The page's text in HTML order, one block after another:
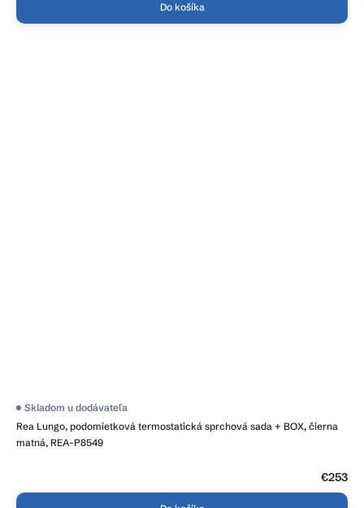
Do košíka
Rea Lungo, podomietková termostatická sprchová sada + BOX, čierna
matná, REA-P8549
Skladom u dodávateľa
€253